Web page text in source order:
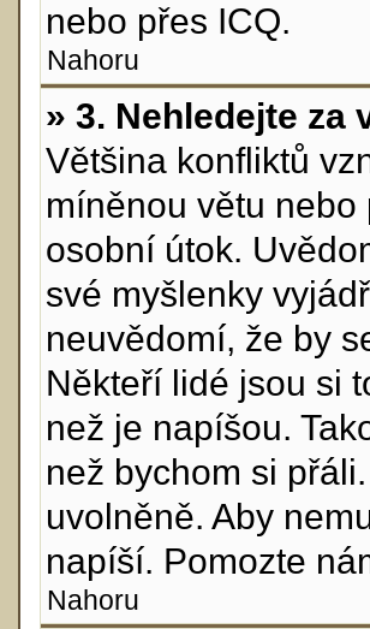
nebo přes ICQ.
Nahoru
» 3. Nehledejte za
Většina konfliktů
míněnou větu
osobní útok.
své myšlenky
neuvědomí, že by
Někteří lidé jsou si
než je napíšou.
než bychom si
uvolněně. Aby
napíší. Pomozte
Nahoru